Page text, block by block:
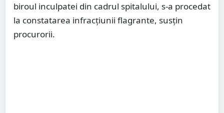
biroul inculpatei din cadrul spitalului, s-a procedat
la constatarea infracțiunii flagrante, susțin
procurorii.